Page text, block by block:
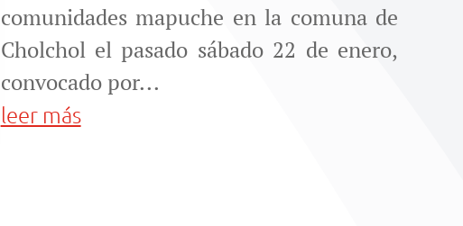
comunidades mapuche en la comuna de
Cholchol el pasado sábado 22 de enero,
convocado por...
leer más